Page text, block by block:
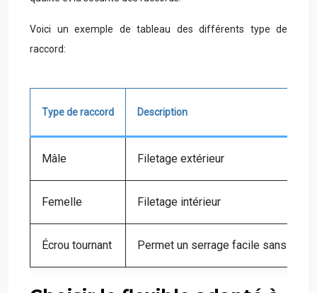
Voici un exemple de tableau des différents type de
raccord:
Type de raccord Description
Mâle Filetage extérieur
Femelle Filetage intérieur
Écrou tournant Permet un serrage facile sans